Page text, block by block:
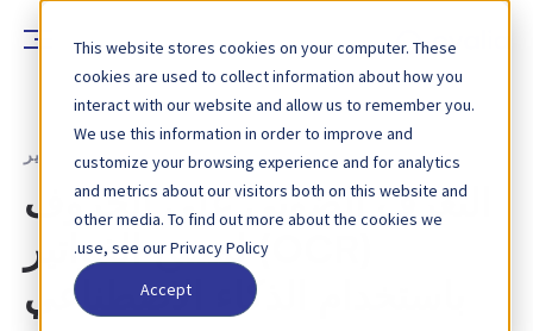
This website stores cookies on your computer. These
cookies are used to collect information about how you
interact with our website and allow us to remember you.
We use this information in order to improve and
customize your browsing experience and for analytics
and metrics about our visitors both on this website and
other media. To find out more about the cookies we
use, see our Privacy Policy.
Accept
خاصية - تقنية التعرف الضوئي على الحروف في الفواتير
التعرف الضوئي على الحروف
(OCR) لمسح الفواتير
باستخدام الذكاء الاصطناعي